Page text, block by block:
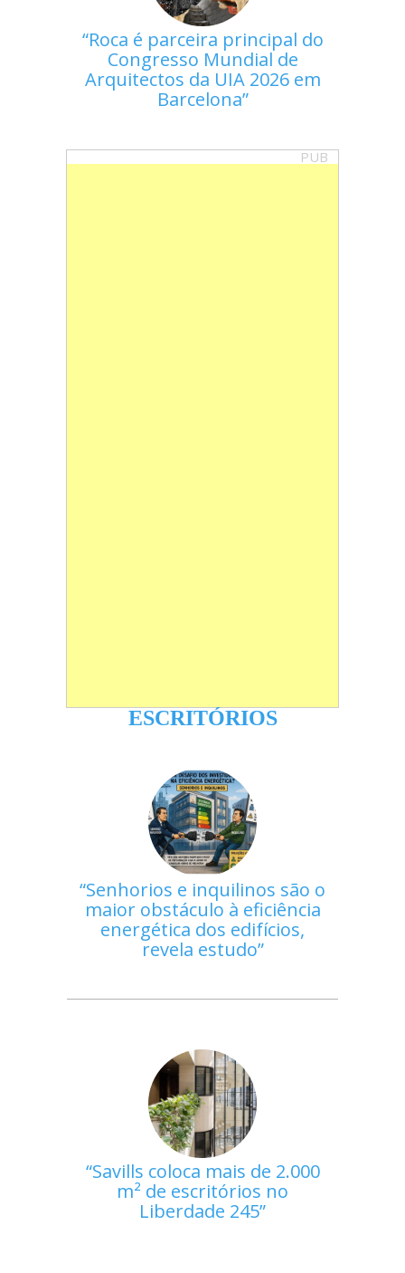
Roca é parceira principal do
Congresso Mundial de
Arquitectos da UIA 2026 em
Barcelona
PUB
ESCRITÓRIOS
Senhorios e inquilinos são o
maior obstáculo à eficiência
energética dos edifícios,
revela estudo
Savills coloca mais de 2.000
m² de escritórios no
Liberdade 245